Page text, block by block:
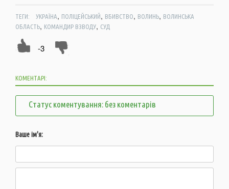
ТЕГИ: УКРАЇНА, ПОЛІЦЕЙСЬКИЙ, ВБИВСТВО, ВОЛИНЬ, ВОЛИНСЬКА
ОБЛАСТЬ, КОМАНДИР ВЗВОДУ, СУД
-3
КОМЕНТАРІ:
Статус коментування: без коментарів
Ваше ім'я: